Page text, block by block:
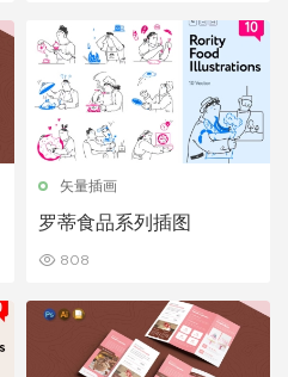
矢量插画
罗蒂食品系列插图
808